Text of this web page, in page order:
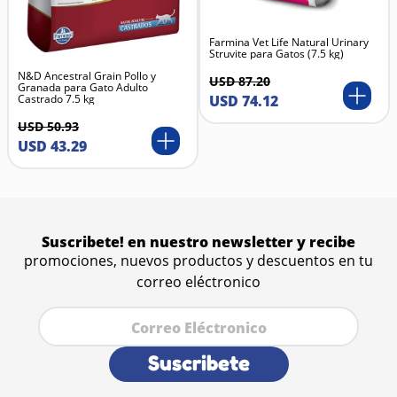
Mejora la salud del sistema digestivo
Mantiene un pelaje brillante y piel sana
Aporta energía duradera y vitalidad
Apoya la salud articular con glucosamina y
condroitina naturales
N&D Ancestral Grain Pollo y
Granada para Gato Adulto
Castrado 7.5 kg
USD 50.93
USD 43.29
Farmina Vet Life Natural Urinary
Struvite para Gatos (7.5 kg)
USD 87.20
USD 74.12
Suscribete! en nuestro newsletter y recibe
promociones, nuevos productos y descuentos en tu
correo eléctronico
Suscribete